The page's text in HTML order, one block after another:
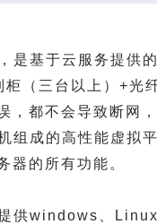
是基于云服务提供
（三台以上）+光
，都不会导致断网
组成的高性能虚拟
器的所有功能。
供windows、